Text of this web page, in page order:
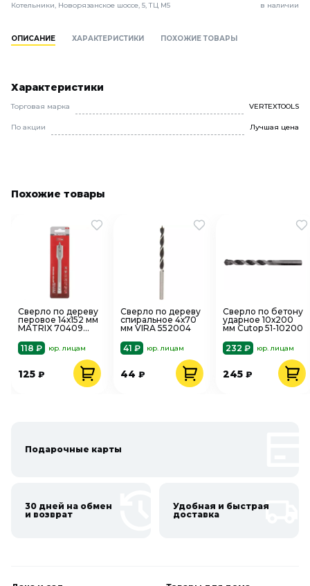
Котельники, Новорязанское шоссе, 5, ТЦ М5 в наличии
ОПИСАНИЕ ХАРАКТЕРИСТИКИ ПОХОЖИЕ ТОВАРЫ
Характеристики
Торговая марка VERTEXTOOLS
По акции Лучшая цена
Похожие товары
Сверло по дереву
перовое 14х152 мм
MATRIX 70409
хвостовик
118 ₽ юр. лицам
125 ₽
Сверло по дереву
спиральное 4х70
мм VIRA 552004
41 ₽
юр. лицам
44 ₽
Сверло по бетону
ударное 10х200
мм Cutop 51-10200
232 ₽
юр. лицам
245 ₽
Подарочные карты
30 дней на обмен
и возврат
Удобная и быстрая
доставка